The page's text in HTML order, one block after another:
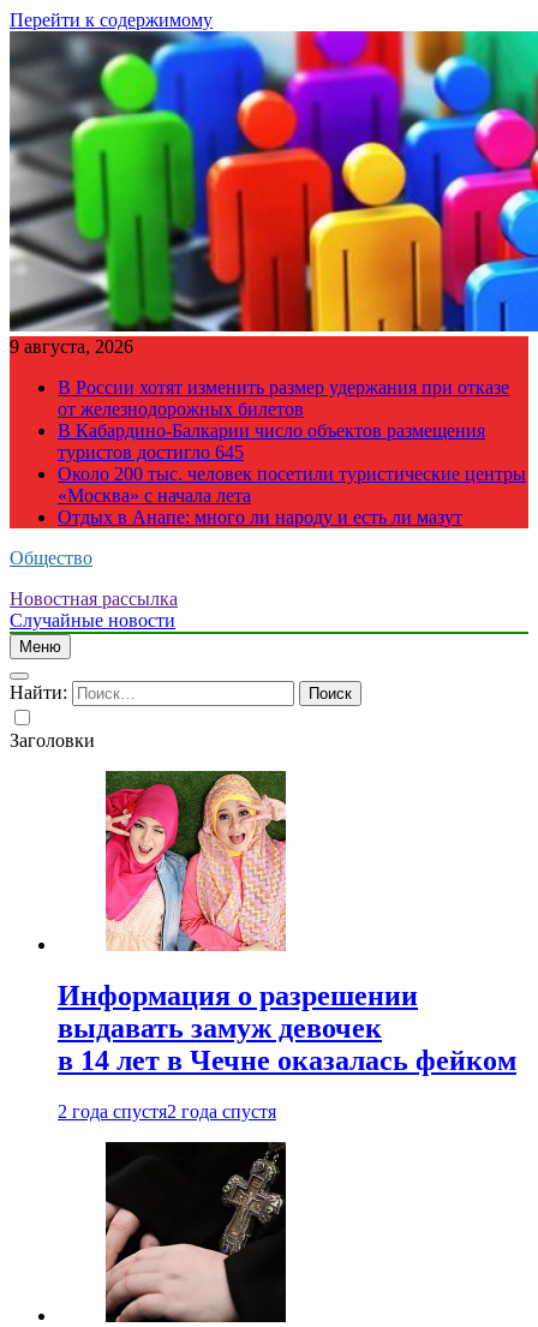
Перейти к содержимому
9 августа, 2026
В России хотят изменить размер удержания при отказе
от железнодорожных билетов
В Кабардино-Балкарии число объектов размещения
туристов достигло 645
Около 200 тыс. человек посетили туристические центры
«Москва» с начала лета
Отдых в Анапе: много ли народу и есть ли мазут
Общество
Новостная рассылка
Случайные новости
Меню
Найти:
Заголовки
Информация о разрешении
выдавать замуж девочек
в 14 лет в Чечне оказалась фейком
2 года спустя2 года спустя